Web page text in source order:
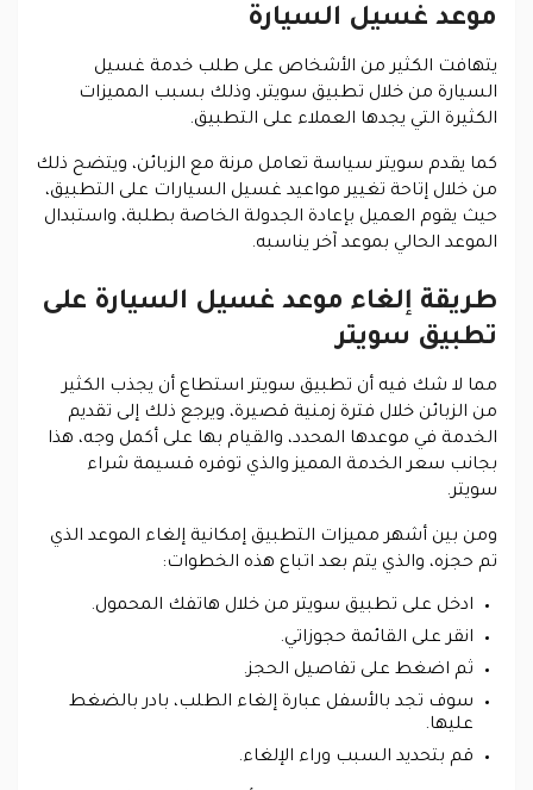
موعد غسيل السيارة
يتهافت الكثير من الأشخاص على طلب خدمة غسيل
السيارة من خلال تطبيق سويتر، وذلك بسبب المميزات
الكثيرة التي يجدها العملاء على التطبيق.
كما يقدم سويتر سياسة تعامل مرنة مع الزبائن، ويتضح ذلك
من خلال إتاحة تغيير مواعيد غسيل السيارات على التطبيق،
حيث يقوم العميل بإعادة الجدولة الخاصة بطلبة، واستبدال
الموعد الحالي بموعد آخر يناسبه.
طريقة إلغاء موعد غسيل السيارة على
تطبيق سويتر
مما لا شك فيه أن تطبيق سويتر استطاع أن يجذب الكثير
من الزبائن خلال فترة زمنية قصيرة، ويرجع ذلك إلى تقديم
الخدمة في موعدها المحدد، والقيام بها على أكمل وجه، هذا
بجانب سعر الخدمة المميز والذي توفره قسيمة شراء
سويتر.
ومن بين أشهر مميزات التطبيق إمكانية إلغاء الموعد الذي
تم حجزه، والذي يتم بعد اتباع هذه الخطوات:
ادخل على تطبيق سويتر من خلال هاتفك المحمول.
انقر على القائمة حجوزاتي.
ثم اضغط على تفاصيل الحجز.
سوف تجد بالأسفل عبارة إلغاء الطلب، بادر بالضغط
عليها.
قم بتحديد السبب وراء الإلغاء.